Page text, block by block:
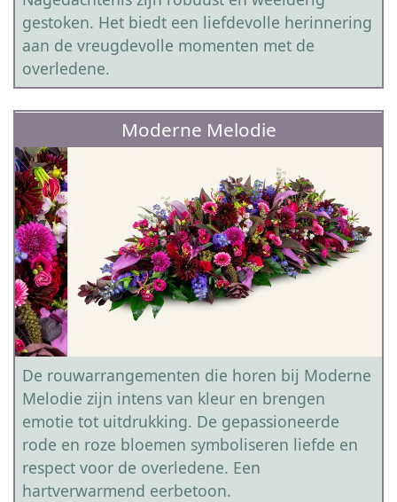
gestoken. Het biedt een liefdevolle herinnering
aan de vreugdevolle momenten met de
overledene.
Moderne Melodie
De rouwarrangementen die horen bij Moderne
Melodie zijn intens van kleur en brengen
emotie tot uitdrukking. De gepassioneerde
rode en roze bloemen symboliseren liefde en
respect voor de overledene. Een
hartverwarmend eerbetoon.